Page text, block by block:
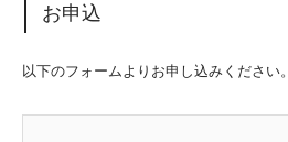
お申込
以下のフォームよりお申し込みください。